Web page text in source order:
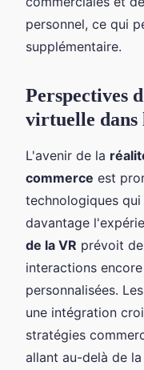
personnel, ce qui
supplémentaire.
Perspectives
virtuelle dans
L'avenir de la
commerce est
technologiques
davantage
de la VR prévoit
interactions
personnalisées. Les
une intégration
stratégies
allant au-delà de